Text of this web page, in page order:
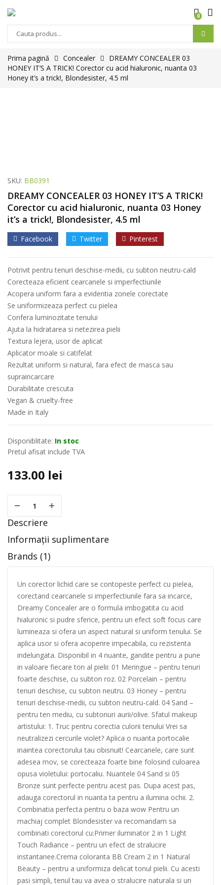
0
Prima pagină Concealer
DREAMY CONCEALER 03
HONEY IT’S A TRICK! Corector cu acid hialuronic, nuanta 03
Honey it’s a trick!, Blondesister, 4.5 ml
SKU: BB0391
DREAMY CONCEALER 03 HONEY IT’S A TRICK!
Corector cu acid hialuronic, nuanta 03 Honey
it’s a trick!, Blondesister, 4.5 ml
Facebook Twitter Pinterest
Potrivit pentru tenuri deschise-medii, cu subton neutru-cald
Corecteaza eficient cearcanele si imperfectiunile
Acopera uniform fara a evidentia zonele corectate
Se uniformizeaza perfect cu pielea
Confera luminozitate tenului
Ajuta la hidratarea si netezirea pielii
Textura lejera, usor de aplicat
Aplicator moale si catifelat
Rezultat uniform si natural, fara efect de masca sau
supraincarcare
Durabilitate crescuta
Vegan & cruelty-free
Made in Italy
Disponiblitate: In stoc
Pretul afisat include TVA
133.00 lei
Descriere
Informații suplimentare
Brands (1)
Un corector lichid care se contopeste perfect cu pielea,
corectand cearcanele si imperfectiunile fara sa incarce,
Dreamy Concealer are o formula imbogatita cu acid
hialuronic si pudre sferice, pentru un efect soft focus care
lumineaza si ofera un aspect natural si uniform tenului. Se
aplica usor si ofera acoperire impecabila, cu rezistenta
indelungata. Disponibil in 4 nuante, gandite pentru a pune
in valoare fiecare ton al pielii: 01 Meringue – pentru tenuri
foarte deschise, cu subton roz. 02 Porcelain – pentru
tenuri deschise, cu subton neutru. 03 Honey – pentru
tenuri deschise-medii, cu subton neutru-cald. 04 Sand –
pentru ten mediu, cu subtonuri aurii/olive. Sfatul makeup
artistului: 1. Truc pentru corectia culorii tenului Vrei sa
neutralizezi cercurile violet? Aplica o nuanta portocalie
inaintea corectorului tau obisnuit! Cearcanele, care sunt
adesea mov, se corecteaza foarte bine folosind culoarea
opusa violetului: portocaliu. Nuantele 04 Sand si 05
Bronze sunt perfecte pentru acest pas. Dupa acest pas,
adauga corectorul in nuanta ta pentru a ilumina ochii. 2.
Combinatia perfecta pentru o baza wow Pentru un
machiaj complet Blondesister va recomandam sa
combinati corectorul cu:Primer iluminator 2 in 1 Light
Touch Radiance – pentru un efect de stralucire
instantanee.Crema coloranta BB Cream 2 in 1 Natural
Beauty – pentru a uniformiza delicat tonul pielii. Cu acesti
pasi simpli, tenul tau va avea o stralucire naturala si un